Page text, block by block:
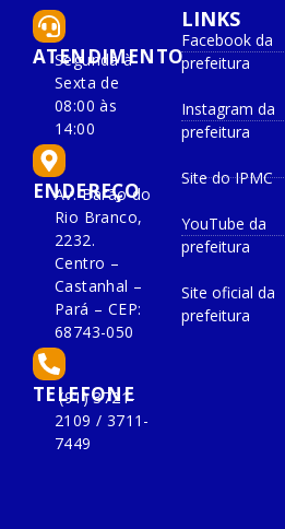
ATENDIMENTO
Segunda à
Sexta de
08:00 às
14:00
ENDEREÇO
Av. Barão do
Rio Branco,
2232.
Centro –
Castanhal –
Pará – CEP:
68743-050
TELEFONE
(91) 3721-
2109 / 3711-
7449
LINKS
Facebook da
prefeitura
Instagram da
prefeitura
Site do IPMC
YouTube da
prefeitura
Site oficial da
prefeitura